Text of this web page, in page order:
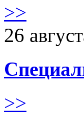
>>
26
>>